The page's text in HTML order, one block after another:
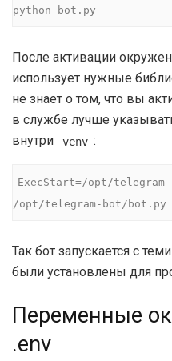
python bot.py
После активации
использует нужные
не знает о том, что вы
в службе лучше
внутри
venv :
ExecStart=/opt/
/opt/telegram-bot/bot.py
Так бот запускается с
были установлены для
Переменные
.env